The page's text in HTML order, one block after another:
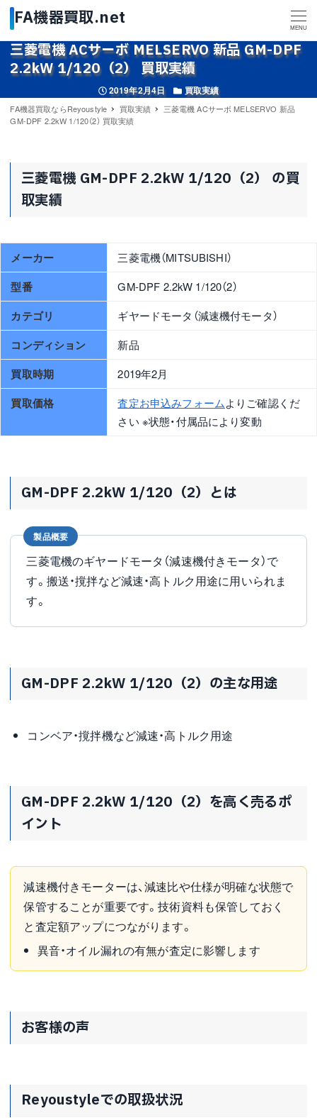
MENU
三菱電機 ACサーボ MELSERVO 新品 GM-DPF
2.2kW 1/120（2） 買取実績
投稿日
2019年2月4日 カテゴリー
買取実績
FA機器買取ならReyoustyle 買取実績
三菱電機 ACサーボ MELSERVO 新品
GM-DPF 2.2kW 1/120（2） 買取実績
三菱電機 GM-DPF 2.2kW 1/120（2） の買
取実績
メーカー 三菱電機（MITSUBISHI）
型番 GM-DPF 2.2kW 1/120（2）
カテゴリ ギヤードモータ（減速機付モータ）
コンディション 新品
買取時期 2019年2月
買取価格 査定お申込みフォームよりご確認くだ
さい ※状態・付属品により変動
GM-DPF 2.2kW 1/120（2）とは
製品概要
三菱電機のギヤードモータ（減速機付きモータ）で
す。搬送・撹拌など減速・高トルク用途に用いられま
す。
GM-DPF 2.2kW 1/120（2）の主な用途
コンベア・撹拌機など減速・高トルク用途
GM-DPF 2.2kW 1/120（2）を高く売るポ
イント
減速機付きモーターは、減速比や仕様が明確な状態で
保管することが重要です。技術資料も保管しておく
と査定額アップにつながります。
異音・オイル漏れの有無が査定に影響します
お客様の声
Reyoustyleでの取扱状況